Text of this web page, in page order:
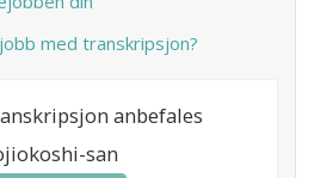
med transkripsjon?
anbefales
san